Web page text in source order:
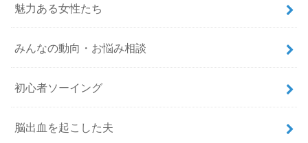
魅力ある女性たち
みんなの動向・お悩み相談
初心者ソーイング
脳出血を起こした夫